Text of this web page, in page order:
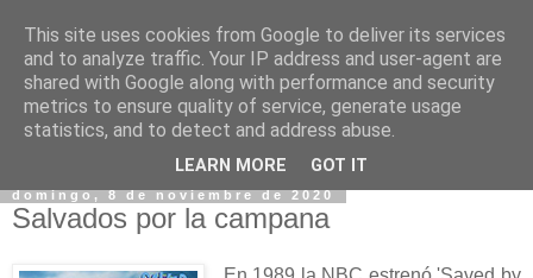
domingo, 8 de noviembre de 2020
Salvados por la campana
This site uses cookies from Google to deliver its services
and to analyze traffic. Your IP address and user-agent are
shared with Google along with performance and security
metrics to ensure quality of service, generate usage
statistics, and to detect and address abuse.
LEARN MORE GOT IT